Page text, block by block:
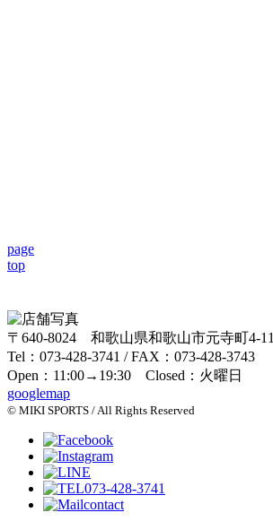
page
top
〒640-8024 和歌山県和歌山市元寺町4-11
Tel：073-428-3741 / FAX：073-428-3743
Open：11:00→19:30 Closed：火曜日
googlemap
© MIKI SPORTS / All Rights Reserved
073-428-3741
contact